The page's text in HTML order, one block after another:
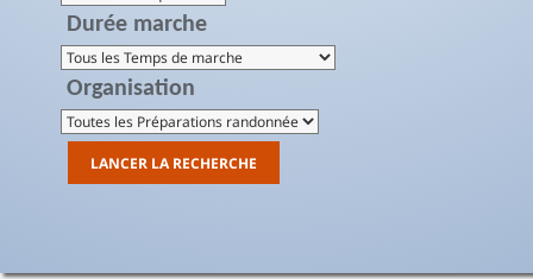
Durée marche
Organisation